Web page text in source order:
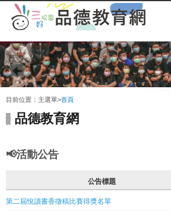
:::
目前位置： 主選單>首頁
品德教育網
📢活動公告
公告標題
第二屆悅讀書香徵稿比賽得獎名單